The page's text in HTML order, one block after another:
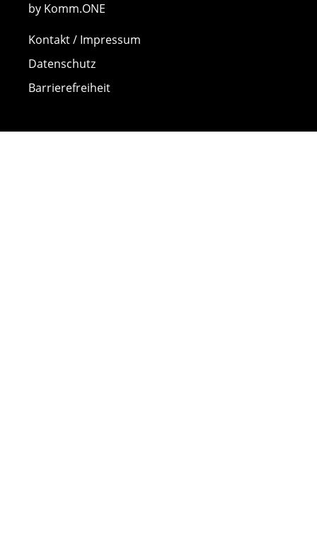
by Komm.ONE
Kontakt / Impressum
Datenschutz
Barrierefreiheit